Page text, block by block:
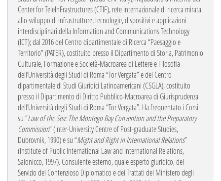
Center for TeleInFrastructures (CTIF), rete internazionale di ricerca mirata
allo sviluppo di infrastrutture, tecnologie, dispositivi e applicazioni
interdisciplinari della Information and Communications Technology
(ICT); dal 2016 del Centro dipartimentale di Ricerca “Paesaggio e
Territorio” (PATER), costituito presso il Dipartimento di Storia, Patrimonio
Culturale, Formazione e Società-Macroarea di Lettere e Filosofia
dell’Università degli Studi di Roma “Tor Vergata” e del Centro
dipartimentale di Studi Giuridici Latinoamericani (CSGLA), costituito
presso il Dipartimento di Diritto Pubblico-Macroarea di Giurisprudenza
dell’Università degli Studi di Roma “Tor Vergata”. Ha frequentato i Corsi
su “Law of the Sea: The Montego Bay Convention and the Preparatory
Commission” (Inter-University Centre of Post-graduate Studies,
Dubrovnik, 1990) e su “Might and Right in International Relations”
(Institute of Public International Law and International Relations,
Salonicco, 1997). Consulente esterno, quale esperto giuridico, del
Servizio del Contenzioso Diplomatico e dei Trattati del Ministero degli